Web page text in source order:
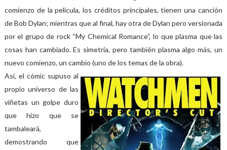
comienzo de la película, los créditos principales, tienen una canción
de Bob Dylan; mientras que al final, hay otra de Dylan pero versionada
por el grupo de rock “My Chemical Romance”, lo que plasma que las
cosas han cambiado. Es simetría, pero también plasma algo más, un
nuevo comienzo, un cambio (uno de los temas de la obra).
Así, el cómic supuso al
propio universo de las
viñetas un golpe duro
que hizo que se
tambaleará,
demostrando que